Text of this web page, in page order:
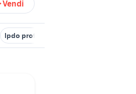
Vendi
lpdo profumi